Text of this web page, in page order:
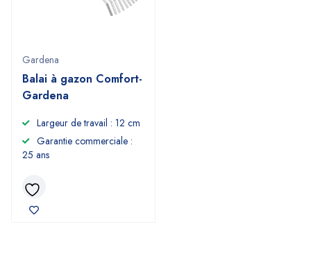
Gardena
Balai à gazon Comfort-
Gardena
Largeur de travail : 12 cm
Garantie commerciale :
25 ans